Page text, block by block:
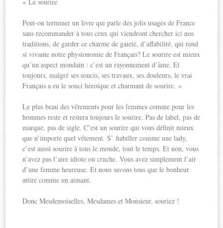
Peut-on terminer un livre qui parle des jolis usages de France
sans recommander à tous ceux qui viendront chercher ici nos
traditions, de garder ce charme de gaieté, d’affabilité, qui rend
si vivante notre physionomie de Français? Le sourire est mieux
qu’un aspect mondain : c’est un rayonnement d’âme. Et
toujours, malgré ses soucis, ses travaux, ses douleurs, le vrai
Français a eu le souci héroïque et charmant de sourire. »
Le plus beau des vêtements pour les femmes comme pour les
hommes reste et restera toujours le sourire. Pas de label, pas de
marque, pas de sigle. C’est un sourire qui vous définit mieux
que n’importe quel vêtement. S’ habiller comme une lady,
c’est aussi sourire à tous le monde, tout le temps. Et non, vous
n’avez pas l’aire idiote ou cruche. Vous avez simplement l’air
d’une femme heureuse. Et nous savons tous que le bonheur
attire comme un aimant.
Donc Mesdemoiselles, Mesdames et Monsieur, souriez !